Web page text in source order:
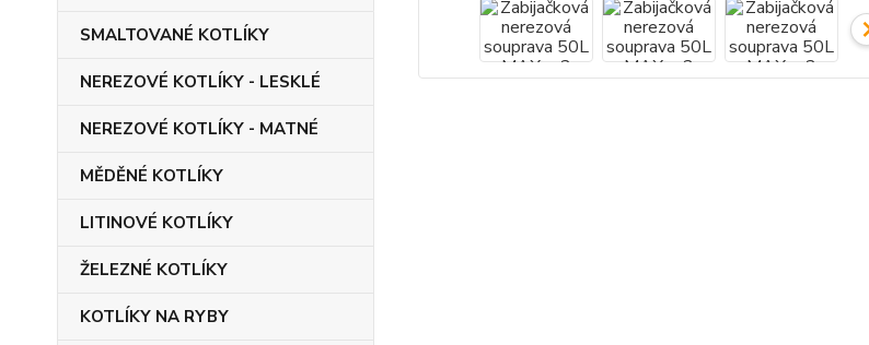
SMALTOVANÉ KOTLÍKY
NEREZOVÉ KOTLÍKY - LESKLÉ
NEREZOVÉ KOTLÍKY - MATNÉ
MĚDĚNÉ KOTLÍKY
LITINOVÉ KOTLÍKY
ŽELEZNÉ KOTLÍKY
KOTLÍKY NA RYBY